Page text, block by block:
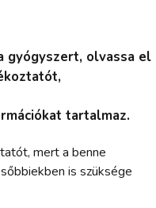
gyógyszert, olvassa el
tartalmaz.
mert a benne
is szüksége